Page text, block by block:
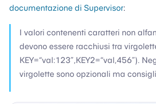
documentazione di Supervisor:
I valori contenenti caratteri non
devono essere racchiusi tra
KEY=“val:123”,KEY2=“val,456”).
virgolette sono opzionali ma